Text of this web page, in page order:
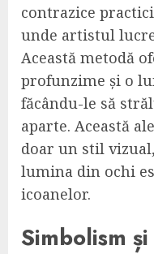
contrazice
unde artistul
Această metodă
profunzime și o
făcându-le să
aparte. Această
doar un stil
lumina din ochi
icoanelor.
Simbolism